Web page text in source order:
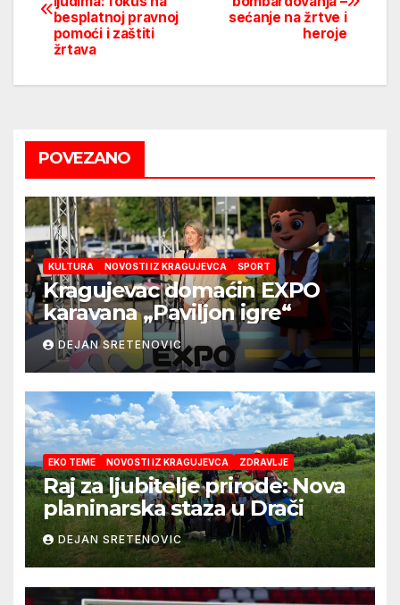
navigation
sećanje na žrtve i
heroje
besplatnoj pravnoj
pomoći i zaštiti
žrtava
POVEZANO
KULTURA NOVOSTI IZ KRAGUJEVCA SPORT
Kragujevac domaćin EXPO
karavana „Paviljon igre“
DEJAN SRETENOVIC
EKO TEME NOVOSTI IZ KRAGUJEVCA ZDRAVLJE
Raj za ljubitelje prirode: Nova
planinarska staza u Drači
DEJAN SRETENOVIC